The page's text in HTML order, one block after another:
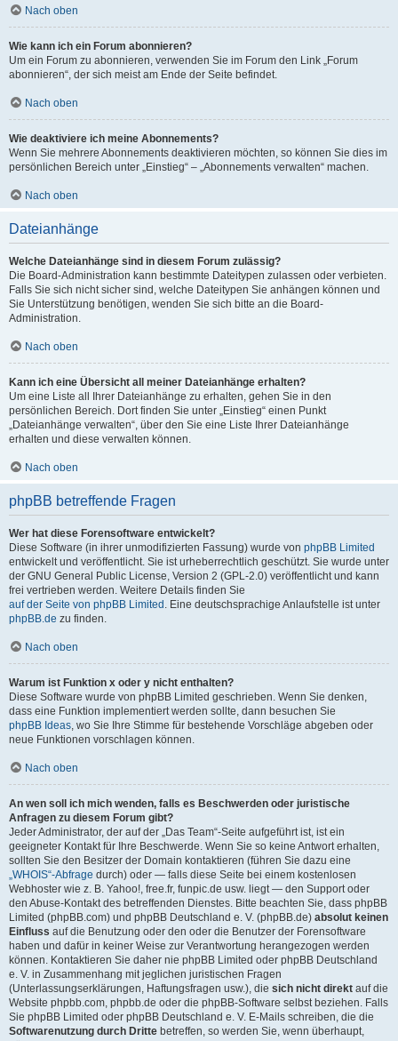
Nach oben
Wie kann ich ein Forum abonnieren?
Um ein Forum zu abonnieren, verwenden Sie im Forum den Link „Forum
abonnieren“, der sich meist am Ende der Seite befindet.
Nach oben
Wie deaktiviere ich meine Abonnements?
Wenn Sie mehrere Abonnements deaktivieren möchten, so können Sie dies im
persönlichen Bereich unter „Einstieg“ – „Abonnements verwalten“ machen.
Nach oben
Dateianhänge
Welche Dateianhänge sind in diesem Forum zulässig?
Die Board-Administration kann bestimmte Dateitypen zulassen oder verbieten.
Falls Sie sich nicht sicher sind, welche Dateitypen Sie anhängen können und
Sie Unterstützung benötigen, wenden Sie sich bitte an die Board-
Administration.
Nach oben
Kann ich eine Übersicht all meiner Dateianhänge erhalten?
Um eine Liste all Ihrer Dateianhänge zu erhalten, gehen Sie in den
persönlichen Bereich. Dort finden Sie unter „Einstieg“ einen Punkt
„Dateianhänge verwalten“, über den Sie eine Liste Ihrer Dateianhänge
erhalten und diese verwalten können.
Nach oben
phpBB betreffende Fragen
Wer hat diese Forensoftware entwickelt?
Diese Software (in ihrer unmodifizierten Fassung) wurde von phpBB Limited
entwickelt und veröffentlicht. Sie ist urheberrechtlich geschützt. Sie wurde unter
der GNU General Public License, Version 2 (GPL-2.0) veröffentlicht und kann
frei vertrieben werden. Weitere Details finden Sie
auf der Seite von phpBB Limited . Eine deutschsprachige Anlaufstelle ist unter
phpBB.de zu finden.
Nach oben
Warum ist Funktion x oder y nicht enthalten?
Diese Software wurde von phpBB Limited geschrieben. Wenn Sie denken,
dass eine Funktion implementiert werden sollte, dann besuchen Sie
phpBB Ideas, wo Sie Ihre Stimme für bestehende Vorschläge abgeben oder
neue Funktionen vorschlagen können.
Nach oben
An wen soll ich mich wenden, falls es Beschwerden oder juristische
Anfragen zu diesem Forum gibt?
Jeder Administrator, der auf der „Das Team“-Seite aufgeführt ist, ist ein
geeigneter Kontakt für Ihre Beschwerde. Wenn Sie so keine Antwort erhalten,
sollten Sie den Besitzer der Domain kontaktieren (führen Sie dazu eine
„WHOIS“-Abfrage durch) oder — falls diese Seite bei einem kostenlosen
Webhoster wie z. B. Yahoo!, free.fr, funpic.de usw. liegt — den Support oder
den Abuse-Kontakt des betreffenden Dienstes. Bitte beachten Sie, dass phpBB
Limited (phpBB.com) und phpBB Deutschland e. V. (phpBB.de) absolut keinen
Einfluss auf die Benutzung oder den oder die Benutzer der Forensoftware
haben und dafür in keiner Weise zur Verantwortung herangezogen werden
können. Kontaktieren Sie daher nie phpBB Limited oder phpBB Deutschland
e. V. in Zusammenhang mit jeglichen juristischen Fragen
(Unterlassungserklärungen, Haftungsfragen usw.), die sich nicht direkt auf die
Website phpbb.com, phpbb.de oder die phpBB-Software selbst beziehen. Falls
Sie phpBB Limited oder phpBB Deutschland e. V. E-Mails schreiben, die die
Softwarenutzung durch Dritte betreffen, so werden Sie, wenn überhaupt,